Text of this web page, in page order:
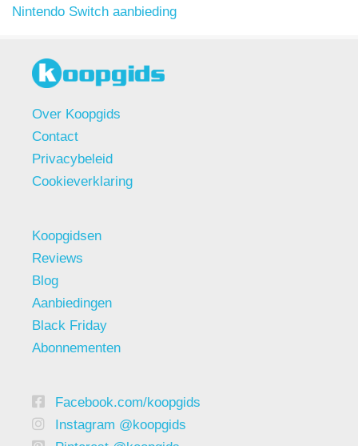
Nintendo Switch aanbieding
Over Koopgids
Contact
Privacybeleid
Cookieverklaring
Koopgidsen
Reviews
Blog
Aanbiedingen
Black Friday
Abonnementen
Facebook.com/koopgids
Instagram @koopgids